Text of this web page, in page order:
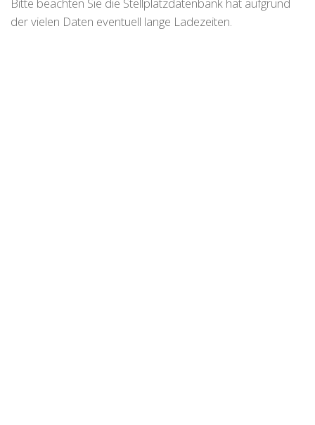
der vielen Daten eventuell lange Ladezeiten.